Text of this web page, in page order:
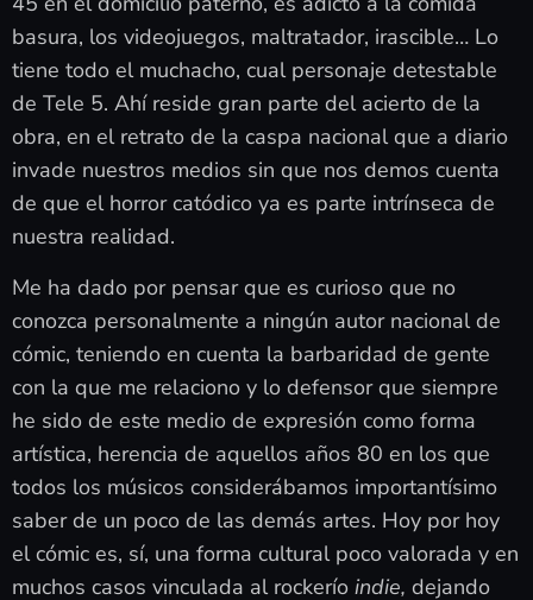
basura, los videojuegos, maltratador, irascible… Lo
tiene todo el muchacho, cual personaje detestable
de Tele 5. Ahí reside gran parte del acierto de la
obra, en el retrato de la caspa nacional que a diario
invade nuestros medios sin que nos demos cuenta
de que el horror catódico ya es parte intrínseca de
nuestra realidad.
Me ha dado por pensar que es curioso que no
conozca personalmente a ningún autor nacional de
cómic, teniendo en cuenta la barbaridad de gente
con la que me relaciono y lo defensor que siempre
he sido de este medio de expresión como forma
artística, herencia de aquellos años 80 en los que
todos los músicos considerábamos importantísimo
saber de un poco de las demás artes. Hoy por hoy
el cómic es, sí, una forma cultural poco valorada y en
muchos casos vinculada al rockerío indie, dejando